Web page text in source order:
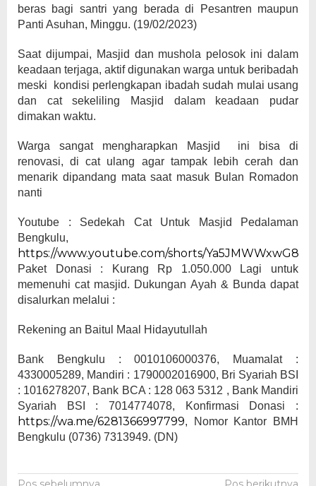
beras bagi santri yang berada di Pesantren maupun
Panti Asuhan, Minggu. (19/02/2023)
Saat dijumpai, Masjid dan mushola pelosok ini dalam
keadaan terjaga, aktif digunakan warga untuk beribadah
meski kondisi perlengkapan ibadah sudah mulai usang
dan cat sekeliling Masjid dalam keadaan pudar
dimakan waktu.
Warga sangat mengharapkan Masjid ini bisa di
renovasi, di cat ulang agar tampak lebih cerah dan
menarik dipandang mata saat masuk Bulan Romadon
nanti
Youtube : Sedekah Cat Untuk Masjid Pedalaman
Bengkulu,
https://www.youtube.com/shorts/Ya5JMWWxwG8
Paket Donasi : Kurang Rp 1.050.000 Lagi untuk
memenuhi cat masjid. Dukungan Ayah & Bunda dapat
disalurkan melalui :
Rekening an Baitul Maal Hidayutullah
Bank Bengkulu : 0010106000376, Muamalat :
4330005289, Mandiri : 1790002016900, Bri Syariah BSI
: 1016278207, Bank BCA : 128 063 5312 , Bank Mandiri
Syariah BSI : 7014774078, Konfirmasi Donasi :
https://wa.me/6281366997799, Nomor Kantor BMH
Bengkulu (0736) 7313949. (DN)